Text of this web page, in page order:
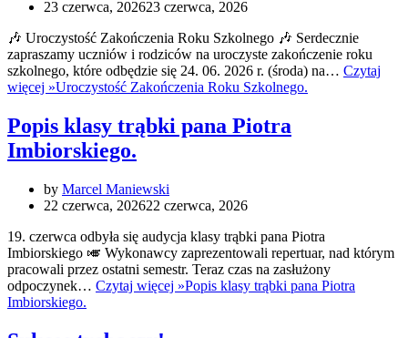
23 czerwca, 202623 czerwca, 2026
🎶 Uroczystość Zakończenia Roku Szkolnego 🎶 Serdecznie
zapraszamy uczniów i rodziców na uroczyste zakończenie roku
szkolnego, które odbędzie się 24. 06. 2026 r. (środa) na… Czytaj
więcej »Uroczystość Zakończenia Roku Szkolnego.
Popis klasy trąbki pana Piotra
Imbiorskiego.
by Marcel Maniewski
22 czerwca, 202622 czerwca, 2026
19. czerwca odbyła się audycja klasy trąbki pana Piotra
Imbiorskiego 🎺 Wykonawcy zaprezentowali repertuar, nad którym
pracowali przez ostatni semestr. Teraz czas na zasłużony
odpoczynek… Czytaj więcej »Popis klasy trąbki pana Piotra
Imbiorskiego.